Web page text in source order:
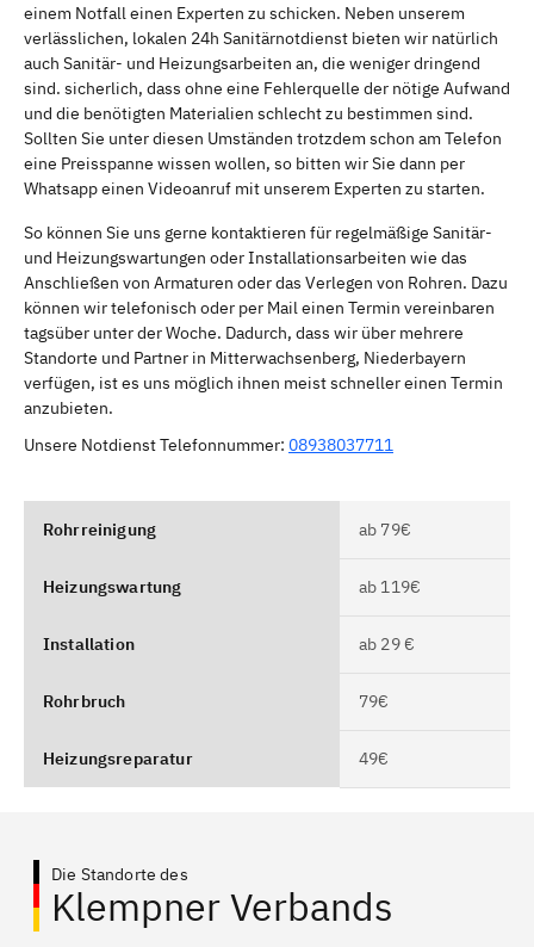
einem Notfall einen Experten zu schicken. Neben unserem
verlässlichen, lokalen 24h Sanitärnotdienst bieten wir natürlich
auch Sanitär- und Heizungsarbeiten an, die weniger dringend
sind. sicherlich, dass ohne eine Fehlerquelle der nötige Aufwand
und die benötigten Materialien schlecht zu bestimmen sind.
Sollten Sie unter diesen Umständen trotzdem schon am Telefon
eine Preisspanne wissen wollen, so bitten wir Sie dann per
Whatsapp einen Videoanruf mit unserem Experten zu starten.
So können Sie uns gerne kontaktieren für regelmäßige Sanitär-
und Heizungswartungen oder Installationsarbeiten wie das
Anschließen von Armaturen oder das Verlegen von Rohren. Dazu
können wir telefonisch oder per Mail einen Termin vereinbaren
tagsüber unter der Woche. Dadurch, dass wir über mehrere
Standorte und Partner in Mitterwachsenberg, Niederbayern
verfügen, ist es uns möglich ihnen meist schneller einen Termin
anzubieten.
Unsere Notdienst Telefonnummer: 08938037711
Rohrreinigung ab 79€
Heizungswartung ab 119€
Installation ab 29 €
Rohrbruch 79€
Heizungsreparatur 49€
Die Standorte des
Klempner Verbands